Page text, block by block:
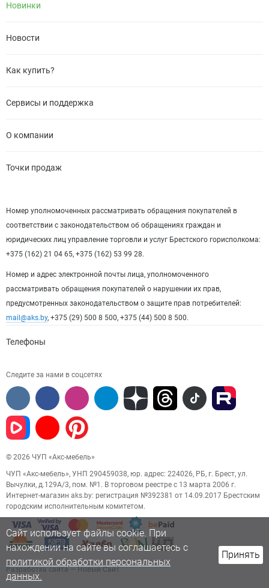
Новинки
Новости
Как купить?
Сервисы и поддержка
О компании
Точки продаж
Номер уполномоченных рассматривать обращения покупателей в
соответствии с законодательством об обращениях граждан и
юридических лиц управление торговли и услуг Брестского горисполкома:
+375 (162) 21 04 65, +375 (162) 53 99 28.
Номер и адрес электронной почты лица, уполномоченного
рассматривать обращения покупателей о нарушении их прав,
предусмотренных законодательством о защите прав потребителей:
mail@aks.by, +375 (29) 500 8 500, +375 (44) 500 8 500.
Телефоны
Следите за нами в соцсетях
© 2026 ЧУП «Акс-мебель»
ЧУП «Акс-мебель», УНП 290459038, юр. адрес: 224026, РБ, г. Брест, ул.
Вычулки, д.129А/3, пом. №1. В торговом реестре с 13 марта 2006 г.
Интернет-магазин aks.by: регистрация №392381 от 14.09.2017 Брестским
городским исполнительным комитетом.
Разработка сайта— Новый Сайт
Сайт использует файлы cookie. При
нахождении на сайте вы соглашаетесь с
политикой обработки персональных
данных.
Принять